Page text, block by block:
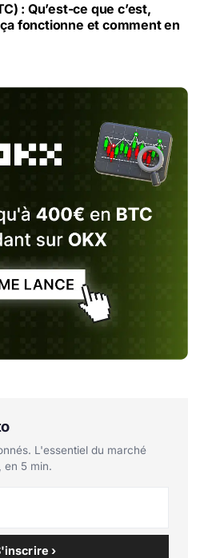
: Qu’est-ce que c’est,
fonctionne et comment en
L'essentiel du marché
en 5 min.
›